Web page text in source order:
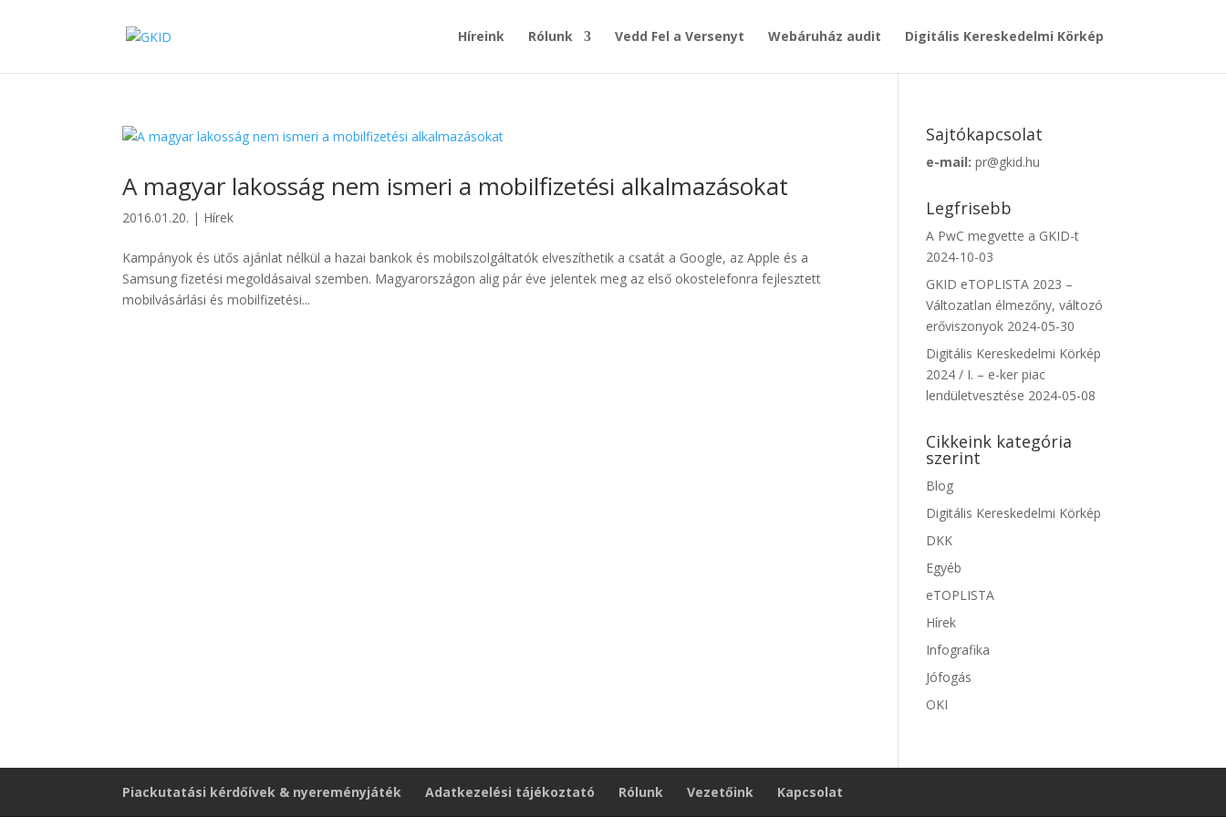
Híreink Rólunk Vedd Fel a Versenyt Webáruház audit Digitális Kereskedelmi Körkép
A magyar lakosság nem ismeri a mobilfizetési alkalmazásokat
2016.01.20. | Hírek
Kampányok és ütős ajánlat nélkül a hazai bankok és mobilszolgáltatók elveszíthetik a csatát a Google, az Apple és a
Samsung fizetési megoldásaival szemben. Magyarországon alig pár éve jelentek meg az első okostelefonra fejlesztett
mobilvásárlási és mobilfizetési...
Sajtókapcsolat
e-mail: pr@gkid.hu
Legfrisebb
A PwC megvette a GKID-t
2024-10-03
GKID eTOPLISTA 2023 –
Változatlan élmezőny, változó
erőviszonyok 2024-05-30
Digitális Kereskedelmi Körkép
2024 / I. – e-ker piac
lendületvesztése 2024-05-08
Cikkeink kategória
szerint
Blog
Digitális Kereskedelmi Körkép
DKK
Egyéb
eTOPLISTA
Hírek
Infografika
Jófogás
OKI
Piackutatási kérdőívek & nyereményjáték Adatkezelési tájékoztató Rólunk Vezetőink Kapcsolat